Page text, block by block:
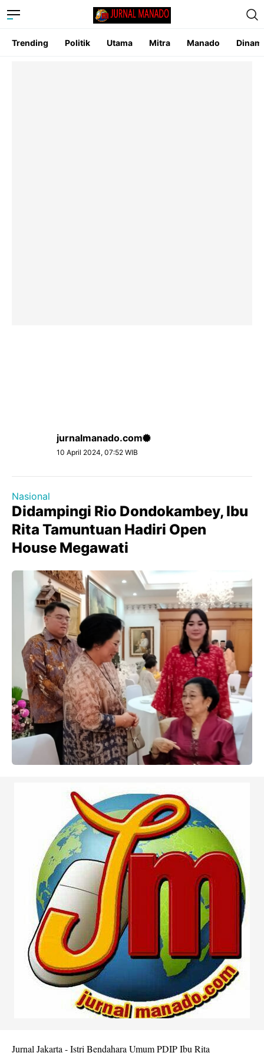
Trending Politik Utama Mitra Manado
jurnalmanado.com
10 April 2024, 07:52 WIB
Nasional
Didampingi Rio Dondokambey, Ibu
Rita Tamuntuan Hadiri Open
House Megawati
Jurnal Jakarta - Istri Bendahara Umum PDIP Ibu Rita